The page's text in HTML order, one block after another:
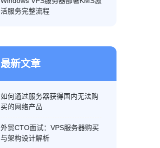
活服务完整流程
最新文章
如何通过服务器获得国内无法购
买的网络产品
外贸CTO面试：VPS服务器购买
与架构设计解析